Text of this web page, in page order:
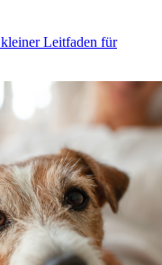
Leitfaden für